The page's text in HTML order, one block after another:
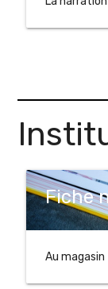
Fiche
Au magasin